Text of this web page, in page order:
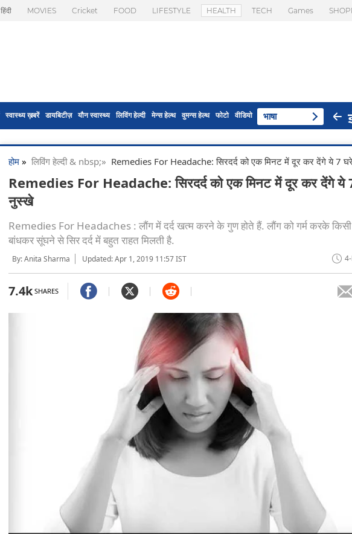
हिंदी MOVIES Cricket FOOD LIFESTYLE HEALTH TECH Games
स्वास्थ्य ख़बरें डायबिटीज़ यौन स्वास्थ्य लिविंग हेल्दी मेन्स हेल्थ वुमन्स हेल्थ फोटो वीडियो भाषा
होम » लिविंग हेल्दी & nbsp;» Remedies For Headache: सिरदर्द को एक मिनट में दूर कर देंगे ये 7
Remedies For Headache: सिरदर्द को एक मिनट में दूर कर देंगे ये
नुस्खे
Remedies For Headaches : लौंग में दर्द खत्म करने के गुण होते हैं. लौंग को गर्म करके
बांधकर सूंघने से सिर दर्द में बहुत राहत मिलती है.
By: Anita Sharma Updated: Apr 1, 2019 11:57 IST
7.4k SHARES